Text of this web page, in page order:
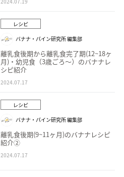
レシピ
バナナ・パイン研究所 編集部
離乳食後期から離乳食完了期(12~18ヶ
月)・幼児食（3歳ごろ〜）のバナナレ
シピ紹介
2024.07.17
レシピ
バナナ・パイン研究所 編集部
離乳食後期(9~11ヶ月)のバナナレシピ
紹介②
2024.07.17